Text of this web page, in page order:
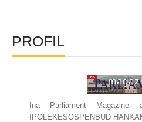
PROFIL
Ina Parliament Magazine
IPOLEKESOSPENBUD